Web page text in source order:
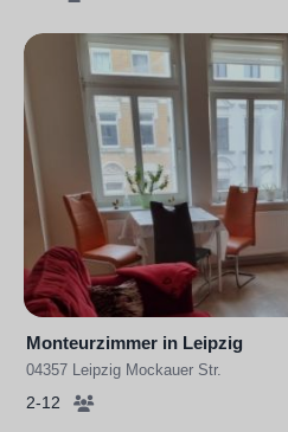
Monteurzimmer in Leipzig
04357 Leipzig Mockauer Str.
2-12